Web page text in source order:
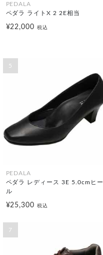
PEDALA
ペダラ ライトX 2 2E相当
¥22,000税込
5
PEDALA
ペダラ レディース 3E 5.0cmヒー
ル
¥25,300税込
7